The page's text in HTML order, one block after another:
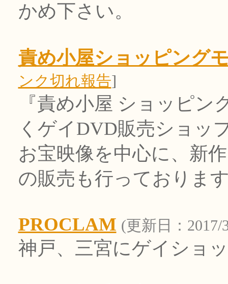
かめ下さい。
責め小屋ショッピング
ンク切れ報告]
『責め小屋 ショッピ
くゲイDVD販売ショッ
お宝映像を中心に、新
の販売も行っておりま
PROCLAM (更新日：2017/
神戸、三宮にゲイショ